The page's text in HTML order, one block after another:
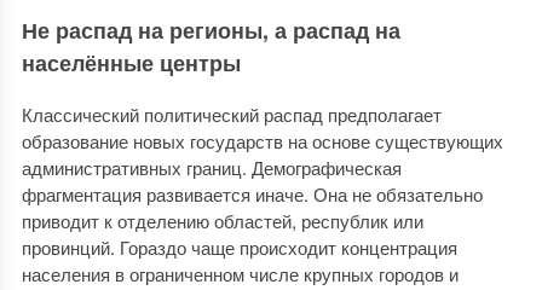
Не распад на регионы, а распад на
населённые центры
Классический политический распад предполагает
образование новых государств на основе существующих
административных границ. Демографическая
фрагментация развивается иначе. Она не обязательно
приводит к отделению областей, республик или
провинций. Гораздо чаще происходит концентрация
населения в ограниченном числе крупных городов и